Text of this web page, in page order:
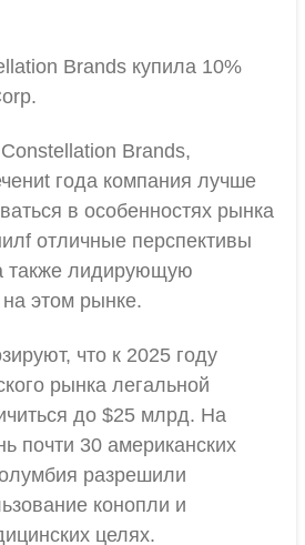
Brands купила 10%
Brands,
года компания лучше
в особенностях рынка
отличные перспективы
также лидирующую
этом рынке.
что к 2025 году
рынка легальной
до $25 млрд. На
почти 30 американских
разрешили
конопли и
целях.